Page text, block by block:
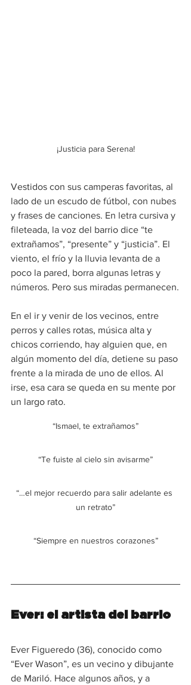
¡Justicia para Serena!
Vestidos con sus camperas favoritas, al
lado de un escudo de fútbol, con nubes
y frases de canciones. En letra cursiva y
fileteada, la voz del barrio dice “te
extrañamos”, “presente” y “justicia”. El
viento, el frío y la lluvia levanta de a
poco la pared, borra algunas letras y
números. Pero sus miradas permanecen.
En el ir y venir de los vecinos, entre
perros y calles rotas, música alta y
chicos corriendo, hay alguien que, en
algún momento del día, detiene su paso
frente a la mirada de uno de ellos. Al
irse, esa cara se queda en su mente por
un largo rato.
“Ismael, te extrañamos”
“Te fuiste al cielo sin avisarme”
“…el mejor recuerdo para salir adelante es
un retrato”
“Siempre en nuestros corazones”
Ever: el artista del barrio
Ever Figueredo (36), conocido como
“Ever Wason”, es un vecino y dibujante
de Mariló. Hace algunos años, y a